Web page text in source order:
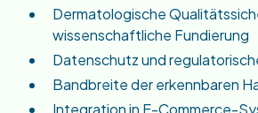
Dermatologische
wissenschaftliche Fundierung
Datenschutz und
Bandbreite der erkennbaren